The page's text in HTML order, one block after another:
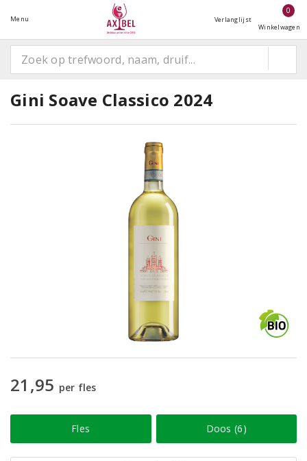
Menu Verlanglijst
0
Winkelwagen
Gini Soave Classico 2024
21,95 per fles
Fles Doos (6)